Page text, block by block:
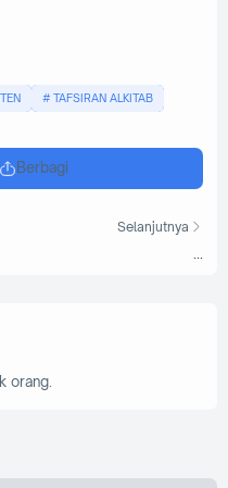
TAFSIRAN ALKITAB
Berbagi
Selanjutnya
orang.